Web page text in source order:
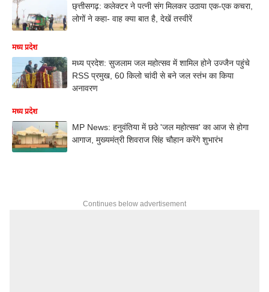
छ्त्तीसगढ़: कलेक्टर ने पत्नी संग मिलकर उठाया एक-एक कचरा,
लोगों ने कहा- वाह क्या बात है, देखें तस्वीरें
मध्य प्रदेश
मध्य प्रदेश: सुजलाम जल महोत्सव में शामिल होने उज्जैन पहुंचे
RSS प्रमुख, 60 किलो चांदी से बने जल स्तंभ का किया
अनावरण
मध्य प्रदेश
MP News: हनुवंतिया में छठे 'जल महोत्सव' का आज से होगा
आगाज, मुख्यमंत्री शिवराज सिंह चौहान करेंगे शुभारंभ
Continues below advertisement